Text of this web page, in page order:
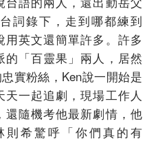
詞錄下，走到哪都練到
英文還簡單許多。許多
的「百靈果」兩人，居然
實粉絲，Ken說一開始是
一起追劇，現場工作人
還隨機考他最新劇情，他
則希驚呼「你們真的有